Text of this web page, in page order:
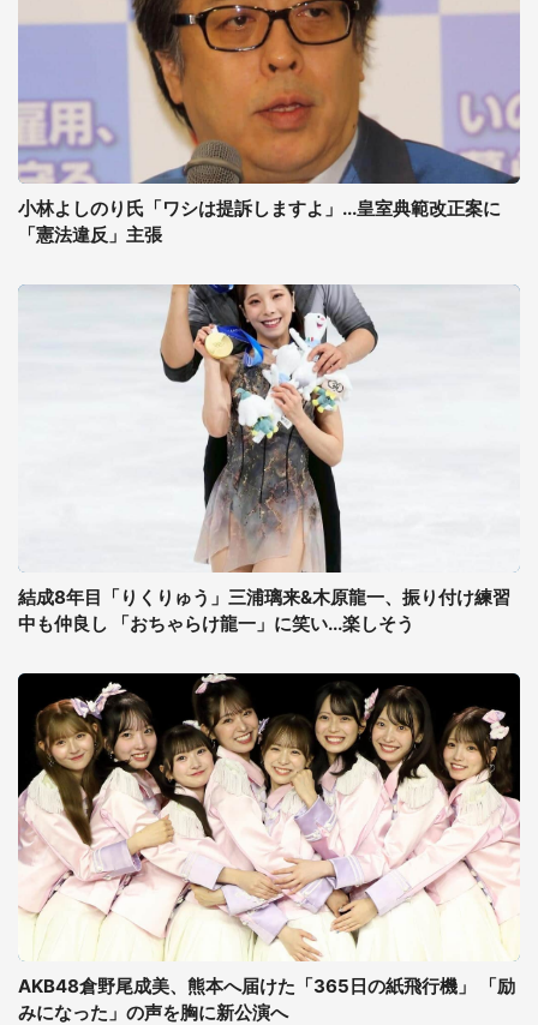
小林よしのり氏「ワシは提訴しますよ」...皇室典範改正案に
「憲法違反」主張
結成8年目「りくりゅう」三浦璃来&木原龍一、振り付け練習
中も仲良し 「おちゃらけ龍一」に笑い...楽しそう
AKB48倉野尾成美、熊本へ届けた「365日の紙飛行機」 「励
みになった」の声を胸に新公演へ